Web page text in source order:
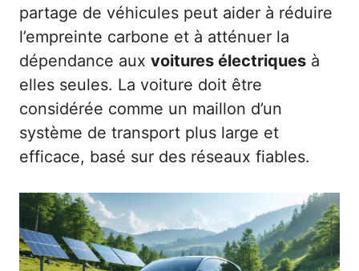
partage de véhicules peut aider à réduire
l’empreinte carbone et à atténuer la
dépendance aux voitures électriques à
elles seules. La voiture doit être
considérée comme un maillon d’un
système de transport plus large et
efficace, basé sur des réseaux fiables.